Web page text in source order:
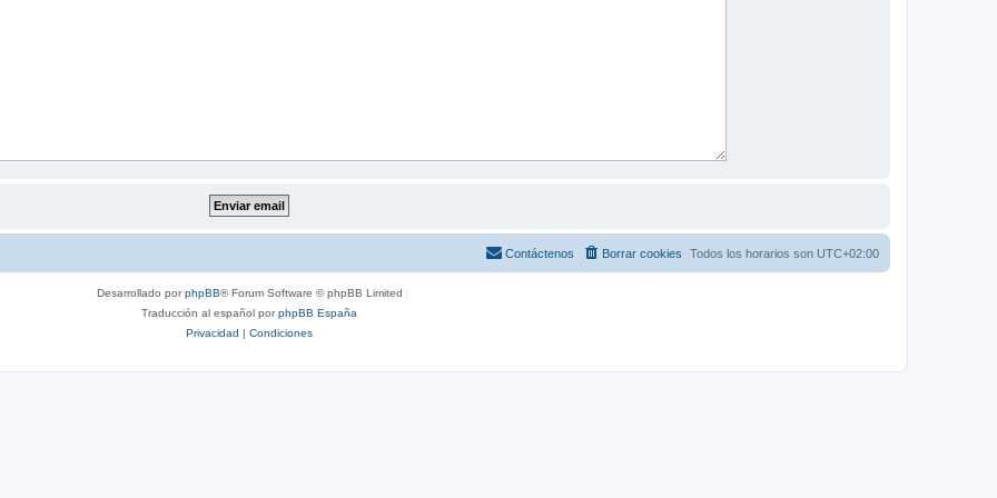
Todos los horarios son UTC+02:00
Borrar cookies
Contáctenos
Desarrollado porphpBB® Forum Software © phpBB Limited
Traducción al español porphpBB España
Privacidad | Condiciones